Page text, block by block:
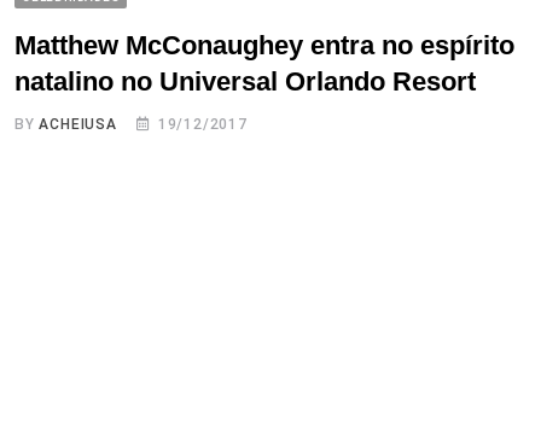
Matthew McConaughey entra no espírito
natalino no Universal Orlando Resort
BYACHEIUSA 19/12/2017